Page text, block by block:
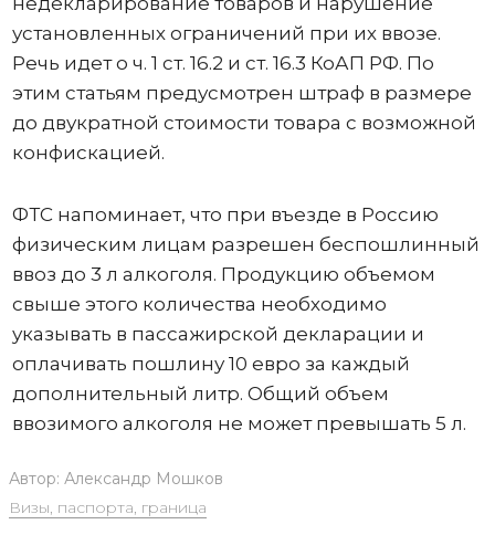
установленных ограничений при их ввозе.
Речь идет о ч. 1 ст. 16.2 и ст. 16.3 КоАП РФ. По
этим статьям предусмотрен штраф в размере
до двукратной стоимости товара с возможной
конфискацией.
ФТС напоминает, что при въезде в Россию
физическим лицам разрешен беспошлинный
ввоз до 3 л алкоголя. Продукцию объемом
свыше этого количества необходимо
указывать в пассажирской декларации и
оплачивать пошлину 10 евро за каждый
дополнительный литр. Общий объем
ввозимого алкоголя не может превышать 5 л.
Автор: Александр Мошков
Визы, паспорта, граница